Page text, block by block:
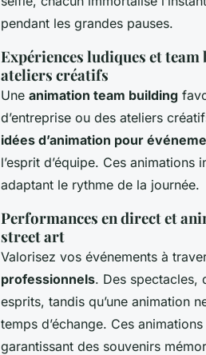
pendant les grandes pauses.
Expériences ludiques et
ateliers créatifs
Une animation team building
d’entreprise ou des ateliers
idées d’animation pour
l’esprit d’équipe. Ces
adaptant le rythme de la journée.
Performances en direct et
street art
Valorisez vos événements à
professionnels. Des spectacles,
esprits, tandis qu’une animation
temps d’échange. Ces
garantissant des souvenirs